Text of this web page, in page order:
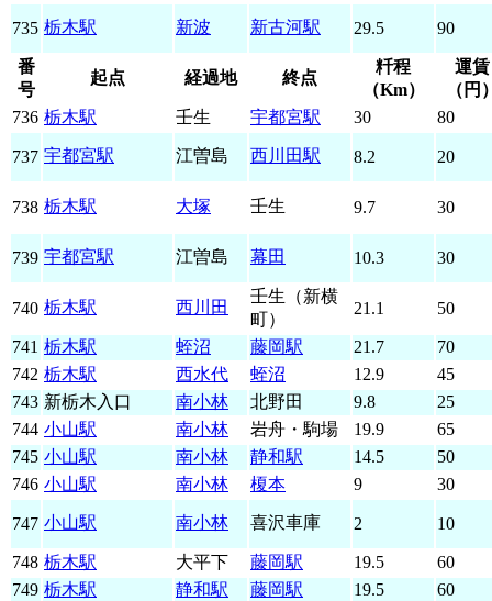
735 栃木駅 新波 新古河駅 29.5 90
番
号
起点 経過地 終点
粁程
（Km）
運賃
（円
736 栃木駅 壬生 宇都宮駅 30 80
737 宇都宮駅 江曽島 西川田駅 8.2 20
738 栃木駅 大塚 壬生 9.7 30
739 宇都宮駅 江曽島 幕田 10.3 30
740 栃木駅 西川田
壬生（新横
町）
21.1 50
741 栃木駅 蛭沼 藤岡駅 21.7
70
742 栃木駅 西水代 蛭沼 12.9
45
743 新栃木入口 南小林 北野田 9.8
25
744 小山駅 南小林 岩舟・駒場 19.9
65
745 小山駅 南小林 静和駅 14.5
50
746 小山駅 南小林 榎本 9 30
747 小山駅 南小林 喜沢車庫 2 10
748 栃木駅 大平下 藤岡駅 19.5
60
749 栃木駅 静和駅 藤岡駅 19.5 60